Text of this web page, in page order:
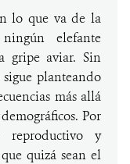
lo que va de la
elefante
gripe aviar. Sin
planteando
más allá
Por
y
quizá sean el